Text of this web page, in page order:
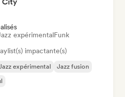
expérimentalFunk
impactante(s)
expérimental
Jazz fusion